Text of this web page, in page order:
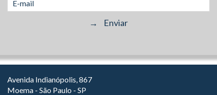
Avenida Indianópolis, 867
Moema - São Paulo - SP